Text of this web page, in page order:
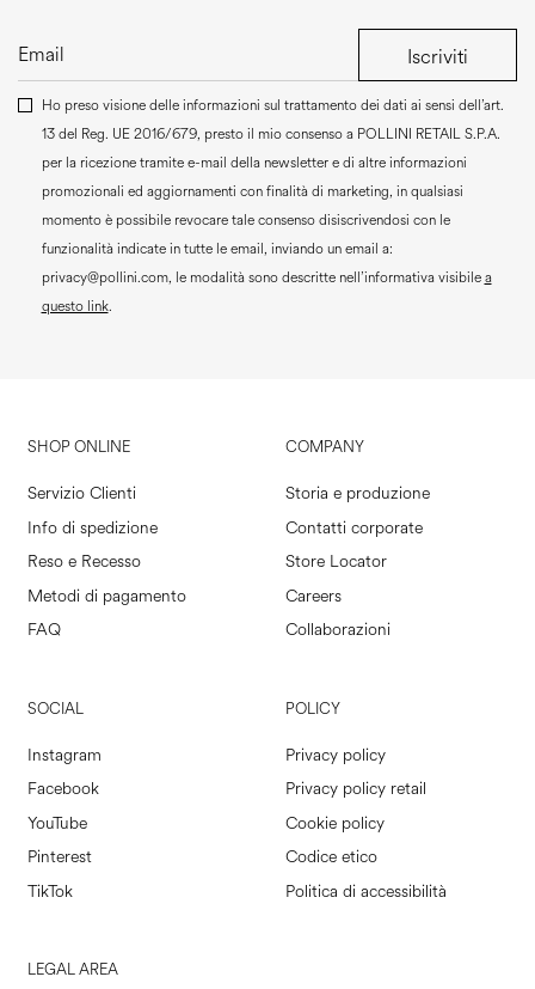
Iscriviti
Ho preso visione delle informazioni sul trattamento dei dati ai sensi dell’art.
13 del Reg. UE 2016/679, presto il mio consenso a POLLINI RETAIL S.P.A.
per la ricezione tramite e-mail della newsletter e di altre informazioni
promozionali ed aggiornamenti con finalità di marketing, in qualsiasi
momento è possibile revocare tale consenso disiscrivendosi con le
funzionalità indicate in tutte le email, inviando un email a:
privacy@pollini.com, le modalità sono descritte nell’informativa visibilea
questo link.
SHOP ONLINE
Servizio Clienti
Info di spedizione
Reso e Recesso
Metodi di pagamento
FAQ
COMPANY
Storia e produzione
Contatti corporate
Store Locator
Careers
Collaborazioni
SOCIAL
Instagram
Facebook
YouTube
Pinterest
TikTok
POLICY
Privacy policy
Privacy policy retail
Cookie policy
Codice etico
Politica di accessibilità
LEGAL AREA